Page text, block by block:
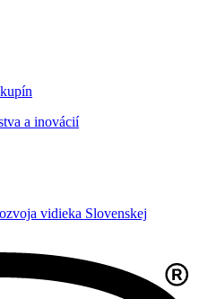
a inovácií
vidieka Slovenskej